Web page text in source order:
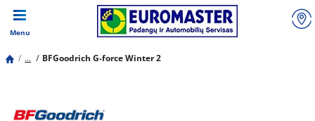
Menu
... BFGoodrich G-force Winter 2